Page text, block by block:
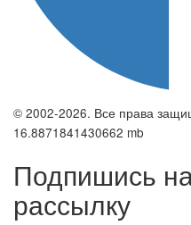
© 2002-2026. Все права
16.8871841430662 mb
Подпишись
рассылку